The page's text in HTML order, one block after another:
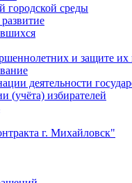
городской среды
и защите их
деятельности
(учёта) избирателей
г. Михайловск"